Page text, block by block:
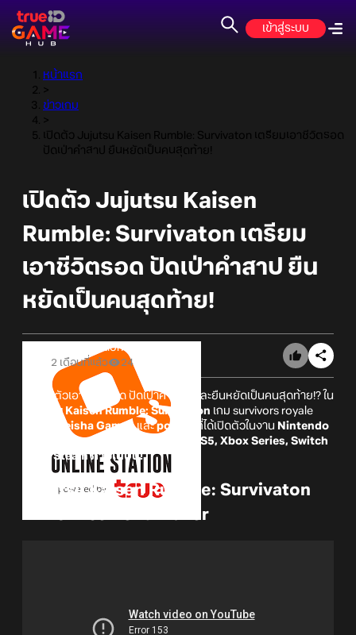
เข้าสู่ระบบ
หน้าแรก
>
ข่าวเกม
>
เปิดตัว Jujutsu Kaisen Rumble: Survivaton เตรียมเอาชีวิตรอด
ปัดเป่าคำสาป ยืนหยัดเป็นคนสุดท้าย!
เปิดตัว Jujutsu Kaisen
Rumble: Survivaton เตรียม
เอาชีวิตรอด ปัดเป่าคำสาป ยืน
หยัดเป็นคนสุดท้าย!
Online Station
2 เดือนที่แล้ว
24
เตรียมตัวเอาชีวิตรอด ปัดเป่าคำสาป และยืนหยัดเป็นคนสุดท้าย!? ใน
Jujutsu Kaisen Rumble: Survivaton เกม survivors royale
Shueisha Gamesและponcle ที่ได้เปิดตัวในงาน Nintendo
พร้อมประกาศเตรียมลงทั้ง PS5, Xbox Series, Switch
2 และ Steam ภายในปีนี้!
Jujutsu Kaisen Rumble: Survivaton
Announcement Trailer